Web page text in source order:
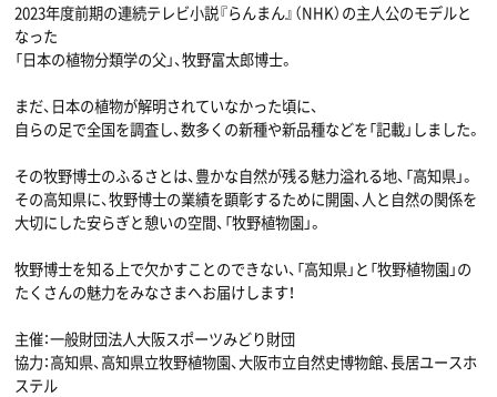
2023年度前期の連続テレビ小説『らんまん』（NHK）の主人公のモデルと
なった
「日本の植物分類学の父」、牧野富太郎博士。
まだ、日本の植物が解明されていなかった頃に、
自らの足で全国を調査し、数多くの新種や新品種などを「記載」しました。
その牧野博士のふるさとは、豊かな自然が残る魅力溢れる地、「高知県」。
その高知県に、牧野博士の業績を顕彰するために開園、人と自然の関係を
大切にした安らぎと憩いの空間、「牧野植物園」。
牧野博士を知る上で欠かすことのできない、「高知県」と「牧野植物園」の
たくさんの魅力をみなさまへお届けします！
主催：一般財団法人大阪スポーツみどり財団
協力：高知県、高知県立牧野植物園、大阪市立自然史博物館、長居ユースホ
ステル